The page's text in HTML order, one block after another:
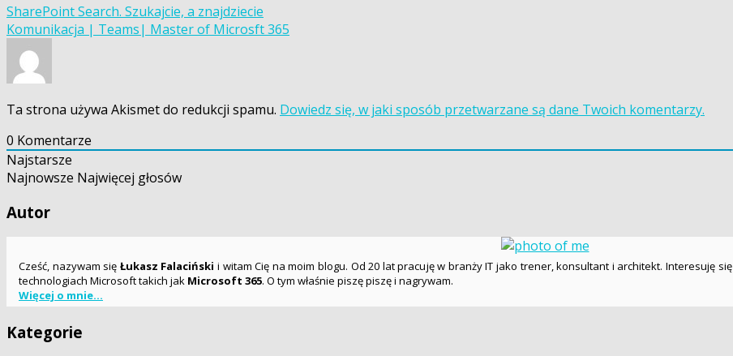
Nawigacja
wpisu
SharePoint Search. Szukajcie, a znajdziecie
Komunikacja | Teams| Master of Microsft 365
Ta strona używa Akismet do redukcji spamu. Dowiedz się, w jaki sposób przetwarzane są dane Twoich komentarzy.
0 Komentarze
Najstarsze
Najnowsze Najwięcej głosów
Autor
Cześć, nazywam się Łukasz Falaciński i witam Cię na moim blogu. Od 20 lat pracuję w branży IT jako trener, konsultant i architekt. Interesuję się
technologiach Microsoft takich jak Microsoft 365. O tym właśnie piszę piszę i nagrywam.
Więcej o mnie...
Kategorie